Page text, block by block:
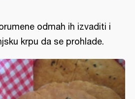
odmah ih izvaditi i
krpu da se prohlade.